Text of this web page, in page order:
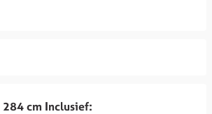
cm Inclusief: